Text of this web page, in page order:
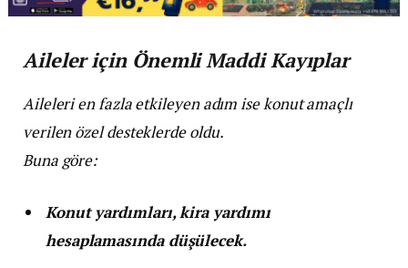
Aileler için Önemli Maddi Kayıplar
Aileleri en fazla etkileyen adım ise konut amaçlı
verilen özel desteklerde oldu.
Buna göre:
Konut yardımları, kira yardımı
hesaplamasında düşülecek.